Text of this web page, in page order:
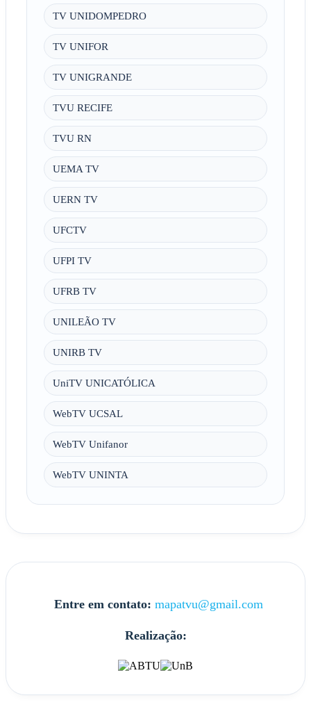
TV UNIDOMPEDRO
TV UNIFOR
TV UNIGRANDE
TVU RECIFE
TVU RN
UEMA TV
UERN TV
UFCTV
UFPI TV
UFRB TV
UNILEÃO TV
UNIRB TV
UniTV UNICATÓLICA
WebTV UCSAL
WebTV Unifanor
WebTV UNINTA
Entre em contato: mapatvu@gmail.com
Realização: